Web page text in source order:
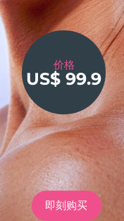
低至
50%
价格
US$ 99.9
即刻购买
5折
凭码立享
立即购买
亮
立即购买
品
预计送达日期8/10/26
预计送达日期8/9/26
预计送达日期 8/9/26
预计送达日期8/12/26
预计送达日期8/9/26
预计送达日期 8/9/26